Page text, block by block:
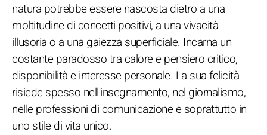
natura potrebbe essere nascosta dietro a una
moltitudine di concetti positivi, a una vivacità
illusoria o a una gaiezza superficiale. Incarna un
costante paradosso tra calore e pensiero critico,
disponibilità e interesse personale. La sua felicità
risiede spesso nell'insegnamento, nel giornalismo,
nelle professioni di comunicazione e soprattutto in
uno stile di vita unico.